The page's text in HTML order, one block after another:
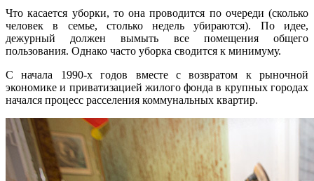
Что касается уборки, то она проводится по очереди (сколько
человек в семье, столько недель убираются). По идее,
дежурный должен вымыть все помещения общего
пользования. Однако часто уборка сводится к минимуму.
С начала 1990-х годов вместе с возвратом к рыночной
экономике и приватизацией жилого фонда в крупных городах
начался процесс расселения коммунальных квартир.